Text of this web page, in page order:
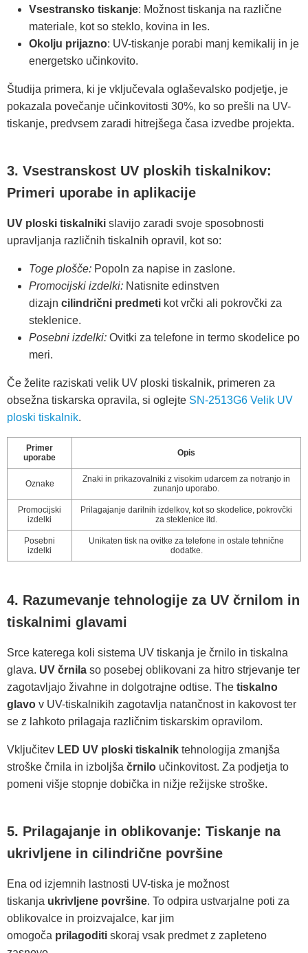
Vsestransko tiskanje: Možnost tiskanja na različne
materiale, kot so steklo, kovina in les.
Okolju prijazno: UV-tiskanje porabi manj kemikalij in je
energetsko učinkovito.
Študija primera, ki je vključevala oglaševalsko podjetje, je
pokazala povečanje učinkovitosti 30%, ko so prešli na UV-
tiskanje, predvsem zaradi hitrejšega časa izvedbe projekta.
3. Vsestranskost UV ploskih tiskalnikov:
Primeri uporabe in aplikacije
UV ploski tiskalniki slavijo zaradi svoje sposobnosti
upravljanja različnih tiskalnih opravil, kot so:
Toge plošče: Popoln za napise in zaslone.
Promocijski izdelki: Natisnite edinstven
dizajn cilindrični predmeti kot vrčki ali pokrovčki za
steklenice.
Posebni izdelki: Ovitki za telefone in termo skodelice po
meri.
Če želite raziskati velik UV ploski tiskalnik, primeren za
obsežna tiskarska opravila, si oglejte SN-2513G6 Velik UV
ploski tiskalnik.
Primer
uporabe
Opis
Oznake
Znaki in prikazovalniki z visokim udarcem za notranjo in
zunanjo uporabo.
Promocijski
izdelki
Prilagajanje darilnih izdelkov, kot so skodelice, pokrovčki
za steklenice itd.
Posebni
izdelki
Unikaten tisk na ovitke za telefone in ostale tehnične
dodatke.
4. Razumevanje tehnologije za UV črnilom in
tiskalnimi glavami
Srce katerega koli sistema UV tiskanja je črnilo in tiskalna
glava. UV črnila so posebej oblikovani za hitro strjevanje ter
zagotavljajo živahne in dolgotrajne odtise. The tiskalno
glavo v UV-tiskalnikih zagotavlja natančnost in kakovost ter
se z lahkoto prilagaja različnim tiskarskim opravilom.
Vključitev LED UV ploski tiskalnik tehnologija zmanjša
stroške črnila in izboljša črnilo učinkovitost. Za podjetja to
pomeni višje stopnje dobička in nižje režijske stroške.
5. Prilagajanje in oblikovanje: Tiskanje na
ukrivljene in cilindrične površine
Ena od izjemnih lastnosti UV-tiska je možnost
tiskanja ukrivljene površine. To odpira ustvarjalne poti za
oblikovalce in proizvajalce, kar jim
omogoča prilagoditi skoraj vsak predmet z zapleteno